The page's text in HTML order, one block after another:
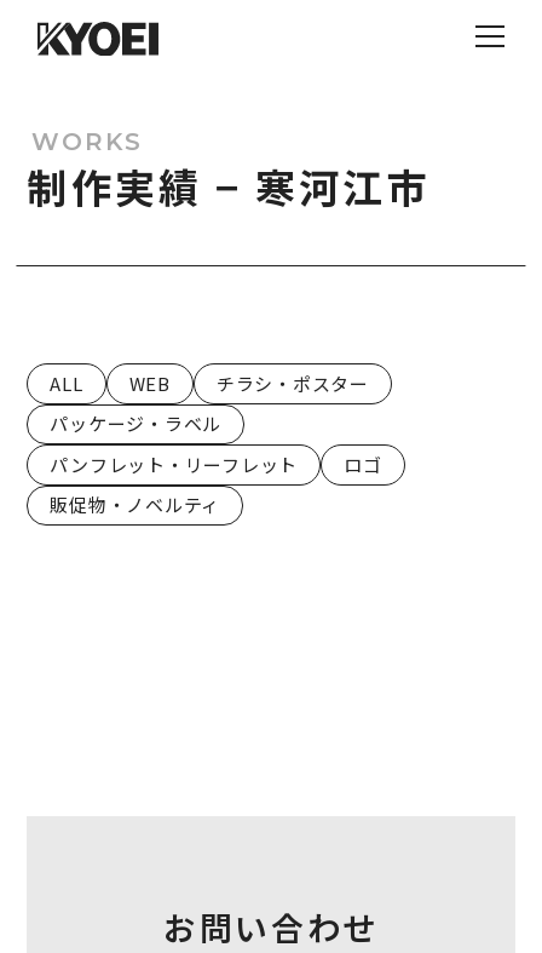
WORKS
制作実績 − 寒河江市
ALL WEB
チラシ・ポスター
パッケージ・ラベル
パンフレット・リーフレット
ロゴ
販促物・ノベルティ
お問い合わせ